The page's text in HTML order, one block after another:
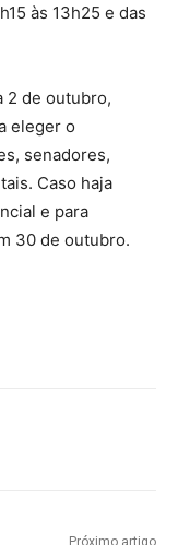
às 13h25 e das
2 de outubro,
eleger o
senadores,
Caso haja
e para
30 de outubro.
Próximo artigo